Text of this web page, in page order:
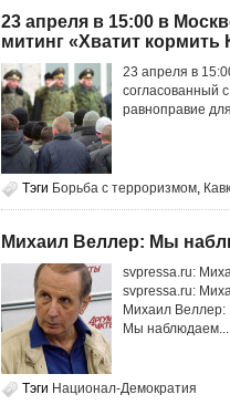
23 апреля в 15:00 в
митинг «Хватит кормить
23 апреля в
согласованный
равноправие
Тэги Борьба с терроризмом,
Михаил Веллер: Мы
svpressa.ru:
svpressa.ru:
Михаил Веллер:
Мы наблюдаем...
Тэги Национал-Демократия